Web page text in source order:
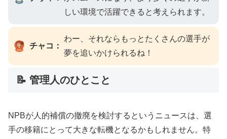
しい環境で活躍できると考えられます。
チャコ：
わー、それならもっとたくさんの選手が
夢を追いかけられるね！
📝 管理人のひとこと
NPBが人的補償の撤廃を検討するというニュースは、選
手の移籍にとって大きな転機となるかもしれません。特